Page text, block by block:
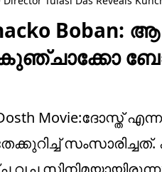
Boban:
Dosth Movie:ദോസ്ത്
സംസാരിച്ചത്.